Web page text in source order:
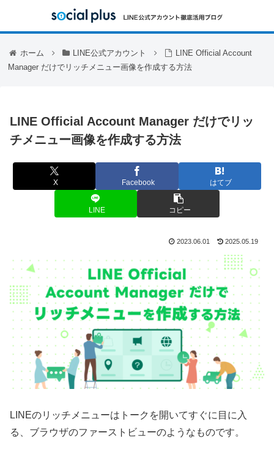
ホーム LINE公式アカウント
LINE Official Account
Manager だけでリッチメニュー画像を作成する方法
LINE Official Account Manager だけでリッ
チメニュー画像を作成する方法
X Facebook はてブ
LINE コピー
2023.06.01 2025.05.19
LINEのリッチメニューはトークを開いてすぐに目に入
る、ブラウザのファーストビューのようなものです。